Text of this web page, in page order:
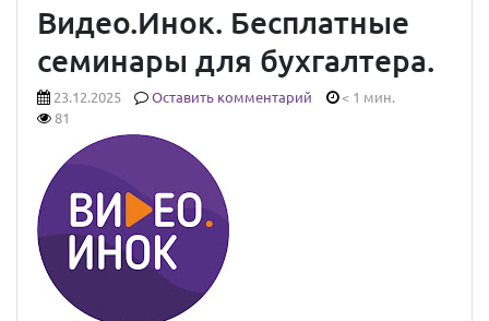
Видео.Инок. Бесплатные
семинары для бухгалтера.
23.12.2025 Оставить комментарий
< 1 мин.
81